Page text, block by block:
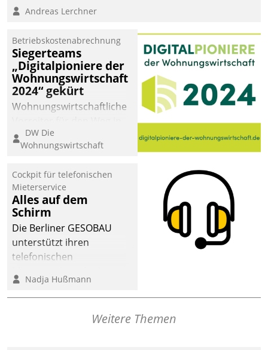
Andreas Lerchner
Betriebskostenabrechnung
Siegerteams
„Digitalpioniere der
Wohnungswirtschaft
2024“ gekürt
Wohnungswirtschaftliche
eine digitale Zukunft zu
finden, ist das Ziel des
der
Wohnungswirtschaft“.
Bewerben können sich
dafür ein Team
bestehend aus
Wohnungsunternehmen
und PropTech.
DW Die
Wohnungswirtschaft
Cockpit für telefonischen
Mieterservice
Alles auf dem
Schirm
Die Berliner GESOBAU
unterstützt ihren
telefonischen
digitalen Cockpit, das
situationsbezogen
passende Fragen und
Nadja Hußmann
Weitere Themen